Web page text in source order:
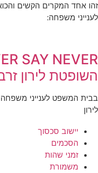
זהו אחד המקרים הקשים
לענייני משפחה:
השופטת לירון
בבית המשפט לענייני
לירון
יישוב סכסוך
הסכמים
זמני שהות
משמורת